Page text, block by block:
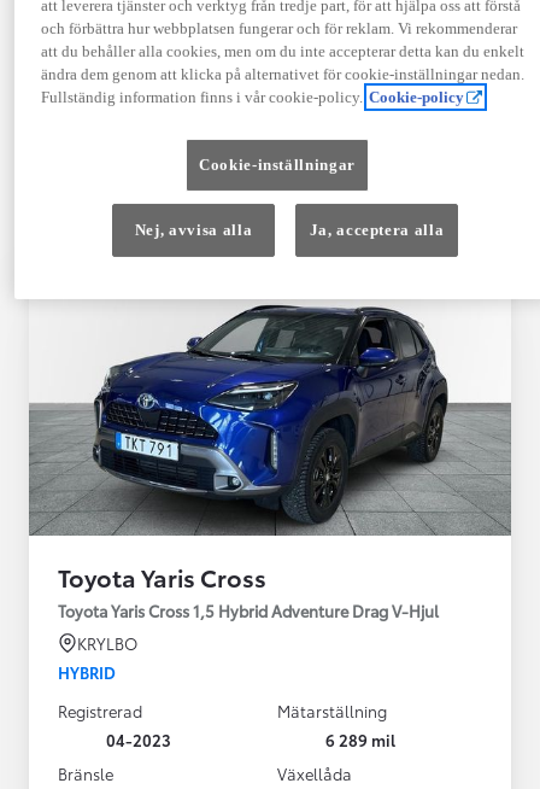
Garanti upp till 10 år eller 20 000 mil – i
kombination med Toyota Relax
12 månaders vägassistans
Toyota Yaris Cross
Toyota Yaris Cross 1,5 Hybrid Adventure Drag V-Hjul
KRYLBO
HYBRID
Registrerad
04-2023
Mätarställning
6 289 mil
Bränsle
Växellåda
att leverera tjänster och verktyg från tredje part, för att hjälpa oss att förstå
och förbättra hur webbplatsen fungerar och för reklam. Vi rekommenderar
att du behåller alla cookies, men om du inte accepterar detta kan du enkelt
ändra dem genom att klicka på alternativet för cookie-inställningar nedan.
Fullständig information finns i vår cookie-policy. Cookie-policy
Cookie-inställningar
Nej, avvisa alla Ja, acceptera alla